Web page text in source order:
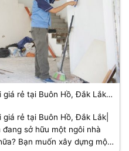
rẻ tại Buôn Hồ, Đắk Lắk|
rẻ tại Buôn Hồ, Đắk Lắk|
sở hữu một ngôi nhà
Bạn muốn xây dựng một